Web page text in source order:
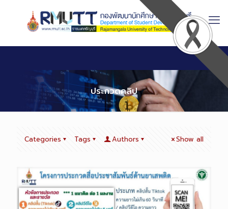
ประกวดคลิป
Categories Tags Authors Show all